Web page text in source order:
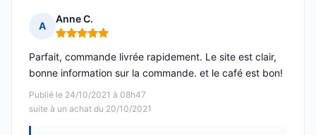
A
Anne C.
Note : 5 sur 5
Publié le 24/10/2021 à 08h47
suite à un achat du 20/10/2021
Parfait, commande livrée rapidement. Le site est clair,
bonne information sur la commande. et le café est bon!